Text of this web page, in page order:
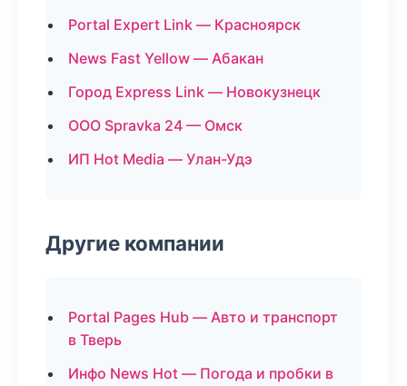
Portal Expert Link — Красноярск
News Fast Yellow — Абакан
Город Express Link — Новокузнецк
ООО Spravka 24 — Омск
ИП Hot Media — Улан-Удэ
Другие компании
Portal Pages Hub — Авто и транспорт
в Тверь
Инфо News Hot — Погода и пробки в